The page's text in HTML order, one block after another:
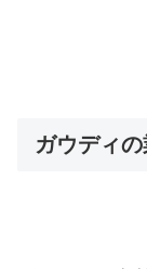
ガウディ